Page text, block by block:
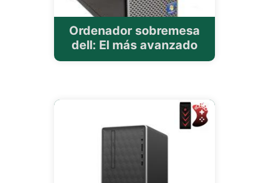
Ordenador sobremesa
dell: El más avanzado